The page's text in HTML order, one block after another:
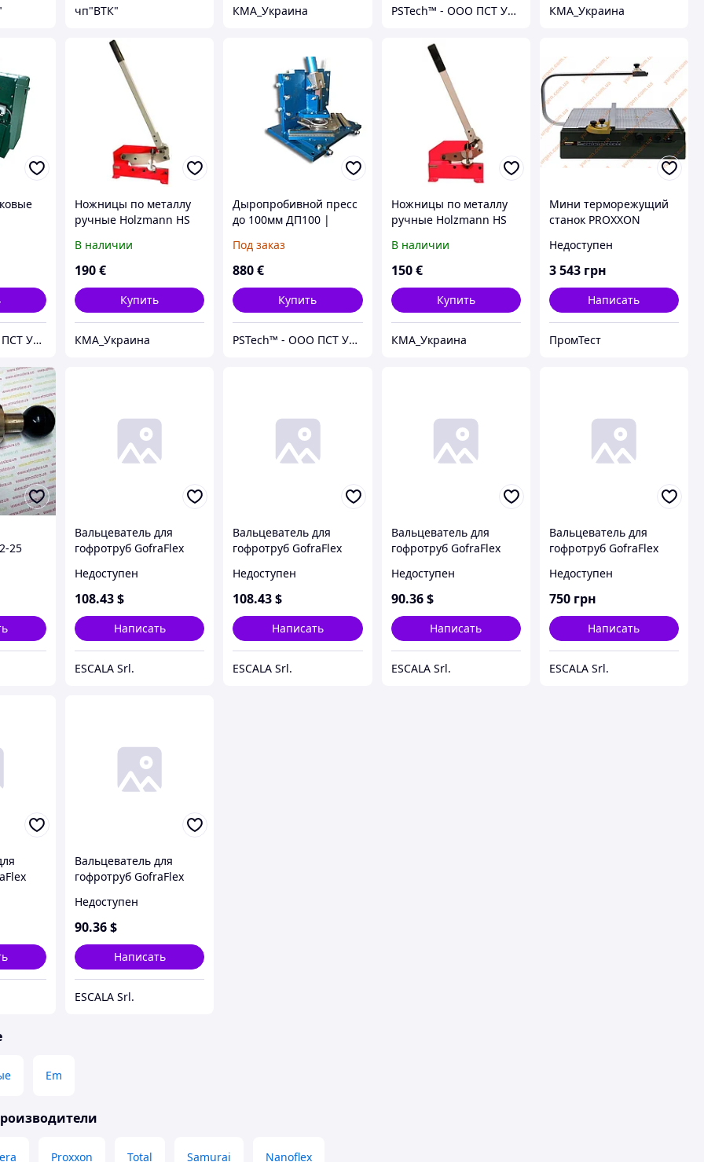
чп"ВТК" КМА_Украина PSTech™ - ООО ПСТ Украина - Гибочные станки | Станки по металлу | Станки по дереву КМА_Украина
PSTech™ - ООО ПСТ Украина - Гибочные станки | Станки по металлу | Станки по дереву
Ножницы по металлу
ручные Holzmann HS
В наличии
190€
Купить
КМА_Украина
Дыропробивной пресс
до 100мм ДП100 |
Под заказ
880€
Купить
PSTech™ - ООО ПСТ Украина - Гибочные станки | Станки по металлу | Станки по дереву
Ножницы по металлу
ручные Holzmann HS
В наличии
150 €
Купить
КМА_Украина
Мини терморежущий
станок PROXXON
27080
Недоступен
3 543 грн
Написать
ПромТест
25
Вальцеватель для
гофротруб GofraFlex
Недоступен
108.43$
Написать
ESCALA Srl.
Вальцеватель для
гофротруб GofraFlex
Недоступен
108.43$
Написать
ESCALA Srl.
Вальцеватель для
гофротруб GofraFlex
Недоступен
90.36 $
Написать
ESCALA Srl.
Вальцеватель для
гофротруб GofraFlex
Недоступен
750 грн
Написать
ESCALA Srl.
Вальцеватель для
гофротруб GofraFlex
Недоступен
90.36$
Написать
ESCALA Srl.
Em
Proxxon Total Samurai Nanoflex